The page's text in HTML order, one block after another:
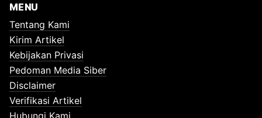
MENU
Tentang Kami
Kirim Artikel
Kebijakan Privasi
Pedoman Media Siber
Disclaimer
Verifikasi Artikel
Hubungi Kami